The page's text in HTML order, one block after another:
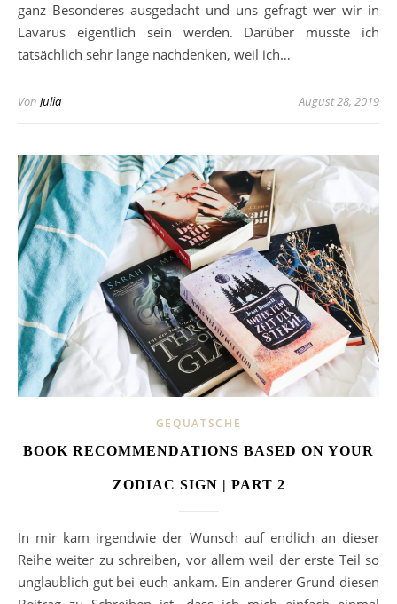
ganz Besonderes ausgedacht und uns gefragt wer wir in
Lavarus eigentlich sein werden. Darüber musste ich
tatsächlich sehr lange nachdenken, weil ich…
Von Julia August 28, 2019
GEQUATSCHE
BOOK RECOMMENDATIONS BASED ON YOUR
ZODIAC SIGN | PART 2
In mir kam irgendwie der Wunsch auf endlich an dieser
Reihe weiter zu schreiben, vor allem weil der erste Teil so
unglaublich gut bei euch ankam. Ein anderer Grund diesen